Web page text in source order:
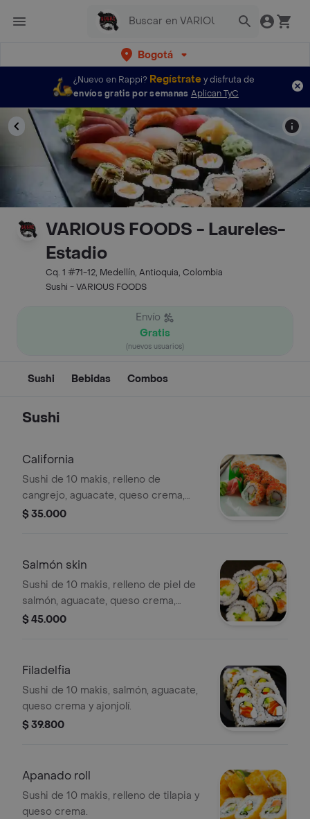
Bogotá
¿Nuevo en Rappi? Regístratey disfruta de
envíos gratis por semanas Aplican TyC
VARIOUS FOODS - Laureles-
Estadio
Cq. 1 #71-12, Medellín, Antioquia, Colombia
Sushi - VARIOUS FOODS
Envío
Gratis
(nuevos usuarios)
Sushi Bebidas Combos
Sushi
California
Sushi de 10 makis, relleno de
cangrejo, aguacate, queso crema,
masago y ajonjolí.
$ 35.000
Salmón skin
Sushi de 10 makis, relleno de piel de
salmón, aguacate, queso crema,
plátano maduro, algas por fuera.
$ 45.000
Filadelfia
Sushi de 10 makis, salmón, aguacate,
queso crema y ajonjolí.
$ 39.800
Apanado roll
Sushi de 10 makis, relleno de tilapia y
queso crema.